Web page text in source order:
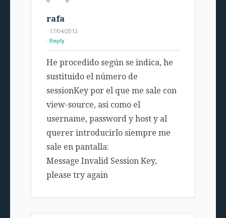
rafa
· 17/04/2012
Reply
He procedido según se indica, he
sustituido el número de
sessionKey por el que me sale con
view-source, asi como el
username, password y host y al
querer introducirlo siempre me
sale en pantalla:
Message Invalid Session Key,
please try again